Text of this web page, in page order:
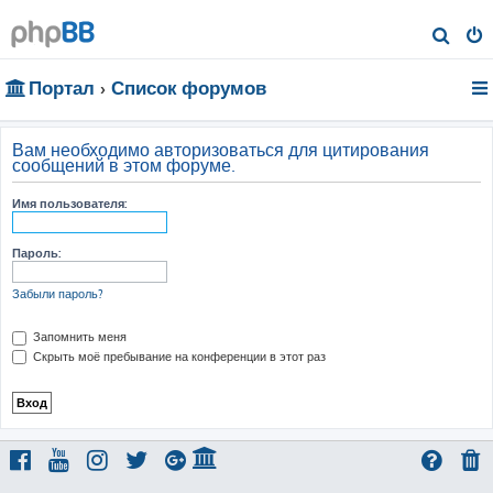
о
Портал Список форумов
Вам необходимо авторизоваться для цитирования
сообщений в этом форуме.
Имя пользователя:
Пароль:
Забыли пароль?
Запомнить меня
Скрыть моё пребывание на конференции в этот раз